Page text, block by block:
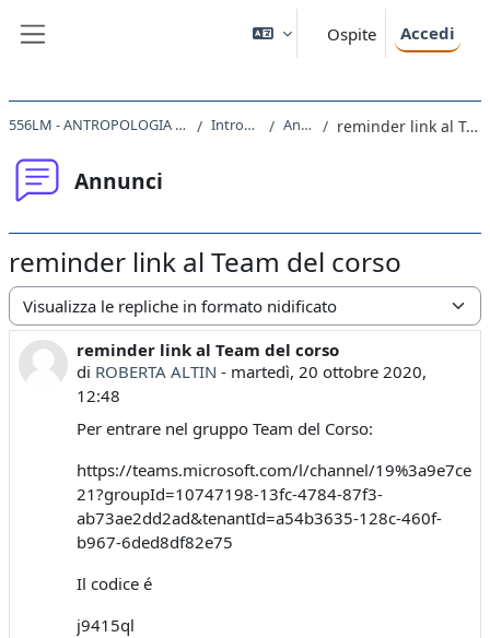
Ospite Accedi
556LM - ANTROPOLOGIA CULTURALE 2020 Introduzione Annunci reminder link al Team del corso
Annunci
reminder link al Team del corso
Modalità visualizzazione
reminder link al Team del corso
di ROBERTA ALTIN - martedì, 20 ottobre 2020,
12:48
Numero di risposte: 0
Per entrare nel gruppo Team del Corso:
https://teams.microsoft.com/l/channel/
21?groupId=10747198-13fc-4784-87f3-
ab73ae2dd2ad&tenantId=a54b3635-128c-460f-
b967-6ded8df82e75
Il codice é
j9415ql